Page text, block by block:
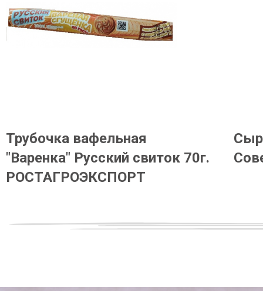
Трубочка вафельная
"Варенка" Русский свиток 70г.
РОСТАГРОЭКСПОРТ